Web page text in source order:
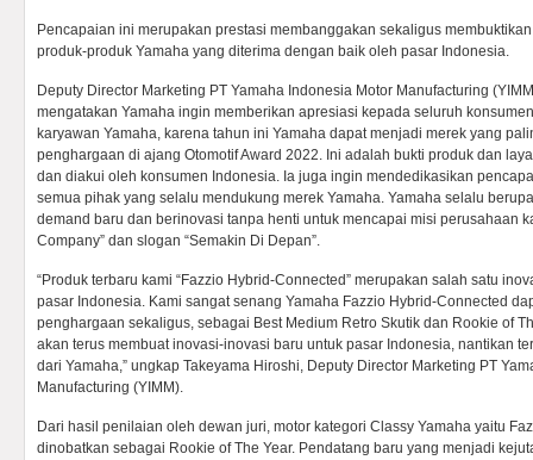
Pencapaian ini merupakan prestasi membanggakan sekaligus
produk-produk Yamaha yang diterima dengan baik oleh pasar Indonesia.
Deputy Director Marketing PT Yamaha Indonesia Motor Manufacturing
mengatakan Yamaha ingin memberikan apresiasi kepada seluruh
karyawan Yamaha, karena tahun ini Yamaha dapat menjadi merek yang
penghargaan di ajang Otomotif Award 2022. Ini adalah bukti produk dan
dan diakui oleh konsumen Indonesia. Ia juga ingin mendedikasikan
semua pihak yang selalu mendukung merek Yamaha. Yamaha selalu
demand baru dan berinovasi tanpa henti untuk mencapai misi perusahaan
Company” dan slogan “Semakin Di Depan”.
“Produk terbaru kami “Fazzio Hybrid-Connected” merupakan salah satu
pasar Indonesia. Kami sangat senang Yamaha Fazzio Hybrid-Connected
penghargaan sekaligus, sebagai Best Medium Retro Skutik dan Rookie of
akan terus membuat inovasi-inovasi baru untuk pasar Indonesia, nantikan
dari Yamaha,” ungkap Takeyama Hiroshi, Deputy Director Marketing PT
Manufacturing (YIMM).
Dari hasil penilaian oleh dewan juri, motor kategori Classy Yamaha yaitu
dinobatkan sebagai Rookie of The Year. Pendatang baru yang menjadi